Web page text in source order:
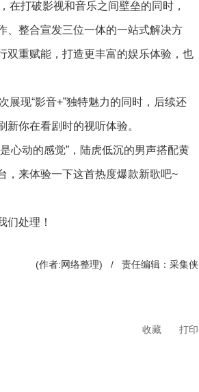
打破影视和音乐之间壁垒的同时，
、整合宣发三位一体的一站式解决方
双重赋能，打造更丰富的娱乐体验，也
现“影音+”独特魅力的同时，后续还
你在看剧时的视听体验。
动的感觉”，陆虎低沉的男声搭配黄
，来体验一下这首热度爆款新歌吧~
们处理！
(作者:网络整理) / 责任编辑：采集侠
收藏 打印